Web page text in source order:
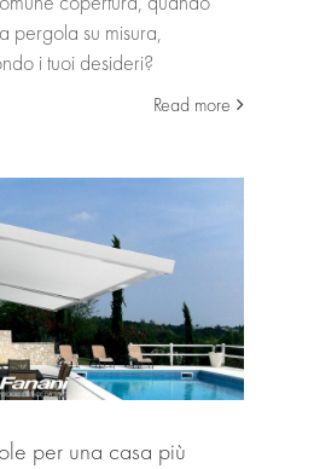
pergola su misura,
i tuoi desideri?
Read more
per una casa più